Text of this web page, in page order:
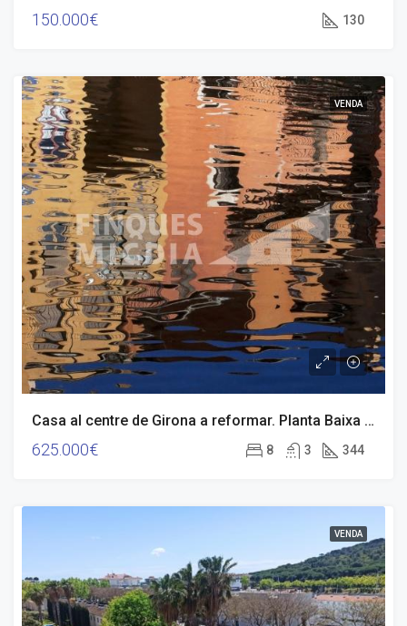
150.000€ 130
VENDA
Casa al centre de Girona a reformar. Planta Baixa + 3
625.000€ 8 3 344
VENDA